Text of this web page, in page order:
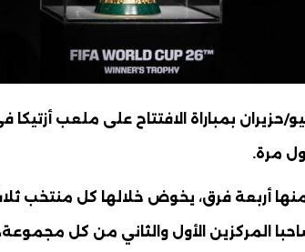
منافسات كأس العالم 2026 يوم 11 يونيو/حزيران بمباراة الافتتاح على
تضم كل منها أربعة فرق، يخوض خلالها كل منتخب
المركزين الأول والثاني من كل